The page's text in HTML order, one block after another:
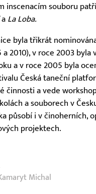
inscenacím souboru
a La Loba.
byla třikrát
2010), v roce 2003 byla
a v roce 2005 byla
Česká taneční
činnosti a vede
a souborech v
působí i v činoherních,
projektech.
Michal